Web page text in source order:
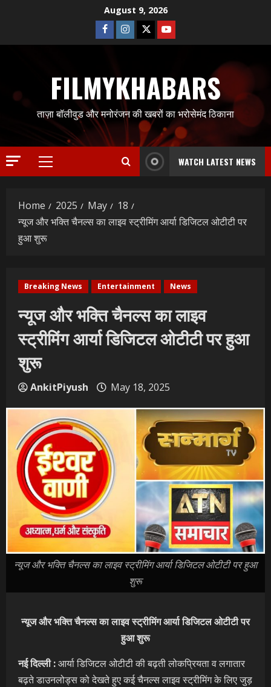
August 9, 2026
Facebook
Instagram
TwitterYoutube
FILMYKHABARS
ताज़ा बॉलीवुड और मनोरंजन की खबरों का भरोसेमंद ठिकाना
Primary
WATCH LATEST NEWS
Home 2025 May
18
न्यूज और भक्ति चैनल्स का लाइव स्ट्रीमिंग आर्या डिजिटल ओटीटी पर
हुआ शुरू
Breaking News Entertainment News
न्यूज और भक्ति चैनल्स का लाइव
स्ट्रीमिंग आर्या डिजिटल ओटीटी पर हुआ
शुरू
AnkitPiyush May 18, 2025
न्यूज और भक्ति चैनल्स का लाइव स्ट्रीमिंग आर्या डिजिटल ओटीटी पर हुआ
शुरू
न्यूज और भक्ति चैनल्स का लाइव स्ट्रीमिंग आर्या डिजिटल ओटीटी पर
हुआ शुरू
नई दिल्ली :आर्या डिजिटल ओटीटी की बढ़ती लोकप्रियता व लगातार
बढ़ते डाउनलोड्स को देखते हुए कई चैनल्स लाइव स्ट्रीमिंग के लिए जुड़